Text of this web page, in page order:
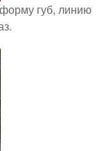
губ, линию